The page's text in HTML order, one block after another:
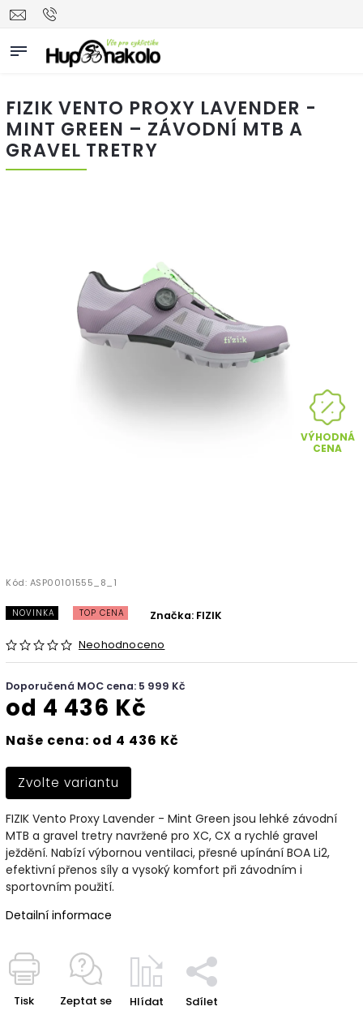
FIZIK VENTO PROXY LAVENDER -
MINT GREEN – ZÁVODNÍ MTB A
GRAVEL TRETRY
VÝHODNÁ
CENA
Kód: ASP00101555_8_1
NOVINKA TOP CENA
Neohodnoceno
Značka: FIZIK
Doporučená MOC cena: 5 999 Kč
od 4 436 Kč
Naše cena: od 4 436 Kč
Zvolte variantu
FIZIK Vento Proxy Lavender - Mint Green jsou lehké závodní
MTB a gravel tretry navržené pro XC, CX a rychlé gravel
ježdění. Nabízí výbornou ventilaci, přesné upínání BOA Li2,
efektivní přenos síly a vysoký komfort při závodním i
sportovním použití.
Detailní informace
Tisk Zeptat se Hlídat Sdílet